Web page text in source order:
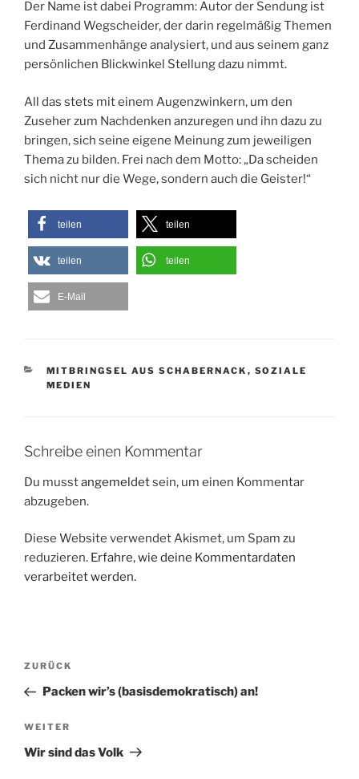
Der Name ist dabei Programm: Autor der Sendung ist
Ferdinand Wegscheider, der darin regelmäßig Themen
und Zusammenhänge analysiert, und aus seinem ganz
persönlichen Blickwinkel Stellung dazu nimmt.
All das stets mit einem Augenzwinkern, um den
Zuseher zum Nachdenken anzuregen und ihn dazu zu
bringen, sich seine eigene Meinung zum jeweiligen
Thema zu bilden. Frei nach dem Motto: „Da scheiden
sich nicht nur die Wege, sondern auch die Geister!“
teilen teilen
teilen teilen
E-Mail
KATEGORIEN
MITBRINGSEL AUS SCHABERNACK , SOZIALE
MEDIEN
Schreibe einen Kommentar
Du musstangemeldetsein, um einen Kommentar
abzugeben.
Diese Website verwendet Akismet, um Spam zu
reduzieren. Erfahre, wie deine Kommentardaten
verarbeitet werden.
Beitragsnavigation
Vorheriger
Beitrag
ZURÜCK
Packen wir’s (basisdemokratisch) an!
Nächster
Beitrag
WEITER
Wir sind das Volk